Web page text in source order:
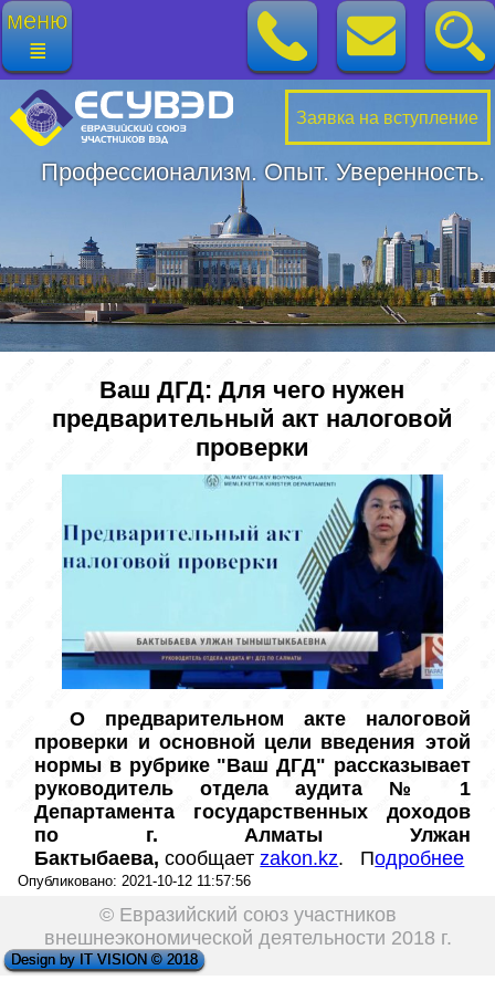
меню
≣
Профессионализм. Опыт. Уверенность.
Заявка на вступление
Ваш ДГД: Для чего нужен
предварительный акт налоговой
проверки
О предварительном акте налоговой
проверки и основной цели введения этой
нормы в рубрике "Ваш ДГД" рассказывает
руководитель отдела аудита № 1
Департамента государственных доходов
по г. Алматы Улжан
Бактыбаева, сообщает zakon.kz.   Подробнее
Опубликовано: 2021-10-12 11:57:56
© Евразийский союз участников
внешнеэкономической деятельности 2018 г.
Design by IT VISION © 2018